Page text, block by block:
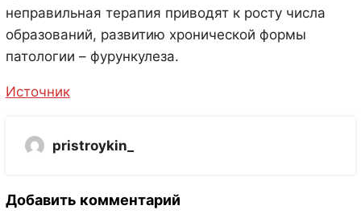
неправильная терапия приводят к росту числа
образований, развитию хронической формы
патологии – фурункулеза.
Источник
pristroykin_
Добавить комментарий